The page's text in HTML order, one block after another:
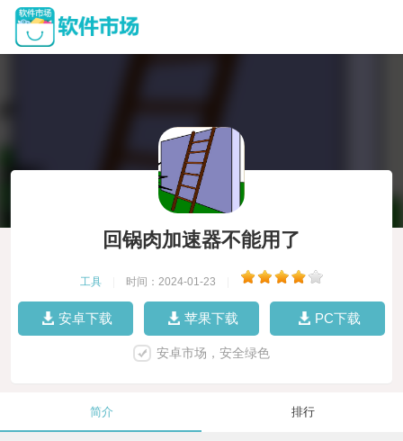
回锅肉加速器不能用了
工具 时间：2024-01-23
安卓下载 苹果下载 PC下载
安卓市场，安全绿色
简介 排行